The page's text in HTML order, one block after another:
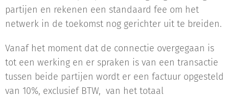
partijen en rekenen een standaard fee om het
netwerk in de toekomst nog gerichter uit te breiden.
Vanaf het moment dat de connectie overgegaan is
tot een werking en er spraken is van een transactie
tussen beide partijen wordt er een factuur opgesteld
van 10%, exclusief BTW, van het totaal